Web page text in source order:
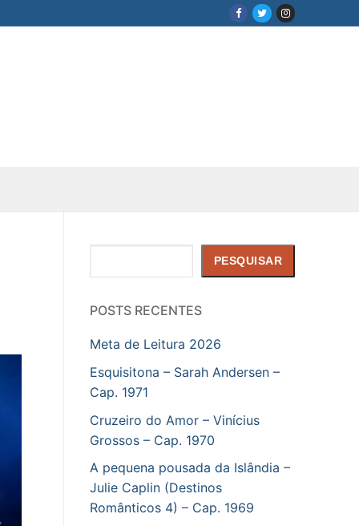
PESQUISAR
POSTS RECENTES
Meta de Leitura 2026
Esquisitona – Sarah Andersen –
Cap. 1971
Cruzeiro do Amor – Vinícius
Grossos – Cap. 1970
A pequena pousada da Islândia –
Julie Caplin (Destinos
Românticos 4) – Cap. 1969